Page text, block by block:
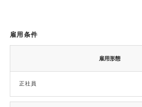
雇用条件
雇用形態
正社員